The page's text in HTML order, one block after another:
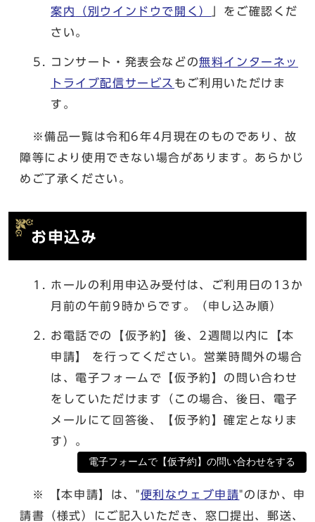
案内 （別ウインドウで開く）
」をご確認くだ
さい。
コンサート・発表会などの無料インターネッ
トライブ配信サービス もご利用いただけま
す。
※備品一覧は令和6年4月現在のものであり、故
障等により使用できない場合があります。あらかじ
めご了承ください。
お申込み
ホールの利用申込み受付は、ご利用日の13か
月前の午前9時からです。（申し込み順）
お電話での【仮予約】後、2週間以内に【本
申請】 を行ってください。営業時間外の場合
は、電子フォームで【仮予約】の問い合わせ
をしていただけます（この場合、後日、電子
メールにて回答後、【仮予約】確定となりま
す）。
電子フォームで【仮予約】の問い合わせをする
※ 【本申請】は、"便利なウェブ申請"のほか、申
請書（様式）にご記入いただき、窓口提出、郵送、